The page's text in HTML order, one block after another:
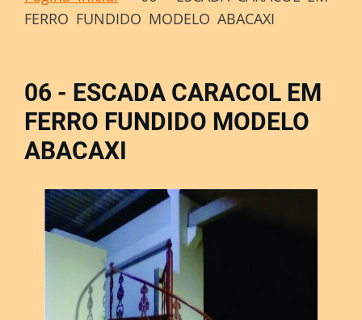
FERRO FUNDIDO MODELO ABACAXI
06 - ESCADA CARACOL EM
FERRO FUNDIDO MODELO
ABACAXI